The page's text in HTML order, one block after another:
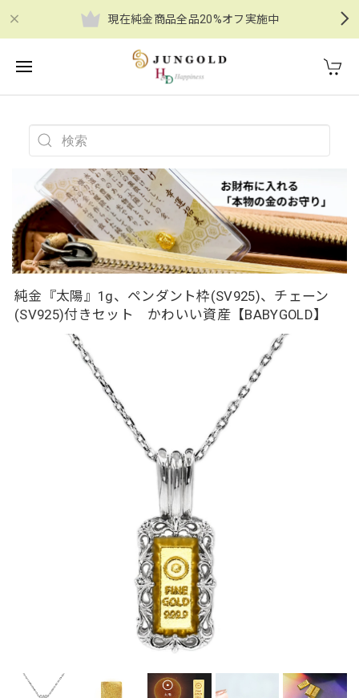
現在純金商品全品20%オフ実施中
純金『太陽』1g、ペンダント枠(SV925)、チェーン
(SV925)付きセット かわいい資産【BABYGOLD】